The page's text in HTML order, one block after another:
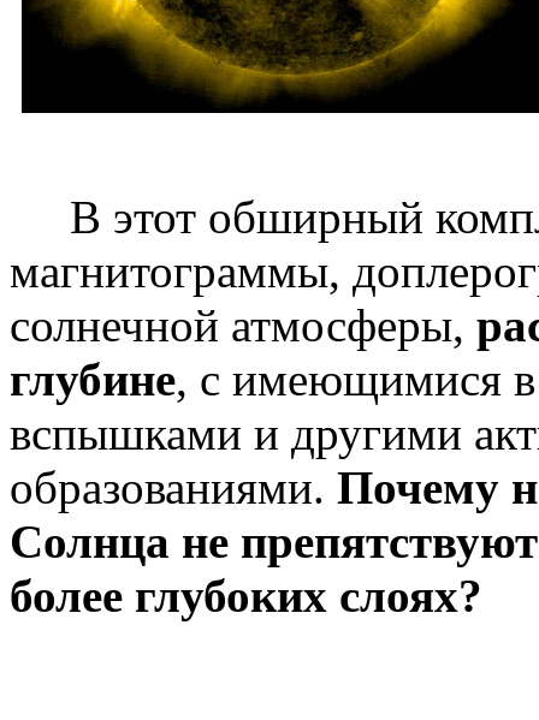
В этот обширный
магнитограммы,
солнечной атмосферы,
глубине, с имеющимися в
вспышками и другими
образованиями. Почему
Солнца не
более глубоких слоях?